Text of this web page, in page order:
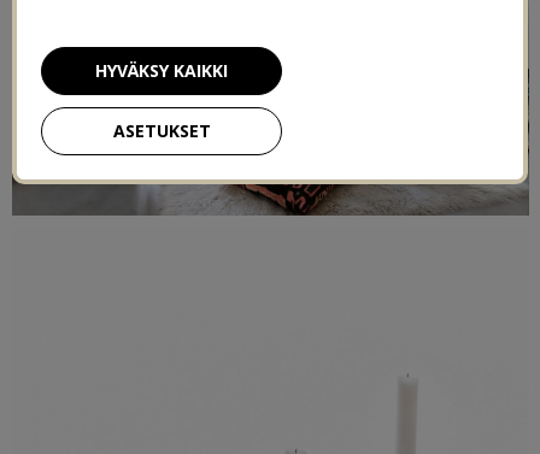
ASETUKSET
HYVÄKSY KAIKKI